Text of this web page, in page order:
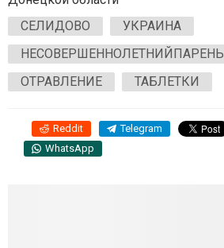
СЕЛИДОВО
УКРАИНА
НЕСОВЕРШЕННОЛЕТНИЙПАРЕНЬ
ОТРАВЛЕНИЕ
ТАБЛЕТКИ
Reddit Telegram
WhatsApp